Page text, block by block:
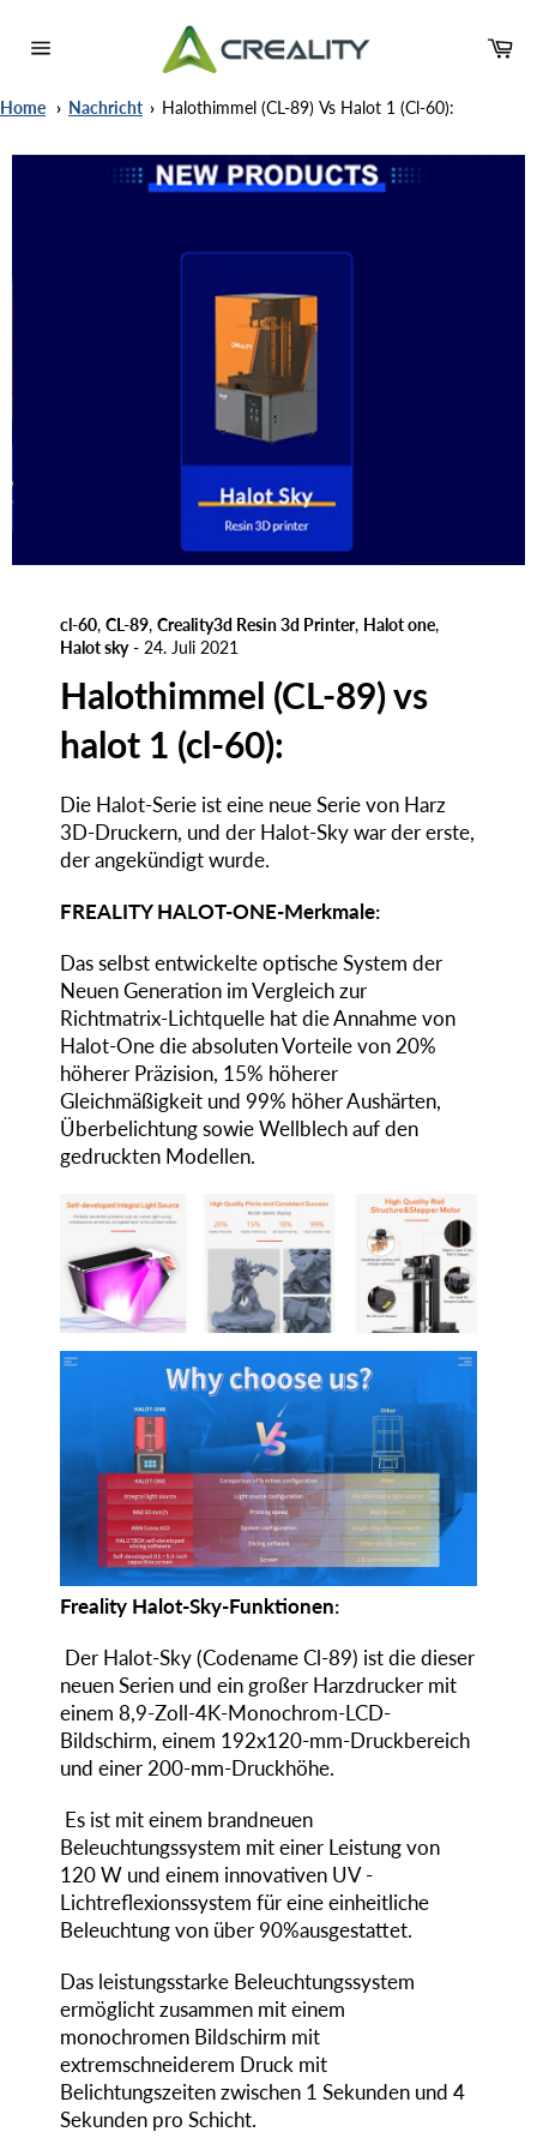
zum
Seitennavigation
Home Nachricht Halothimmel (CL-89) Vs Halot 1 (cl-60):
cl-60, CL-89, Creality3d Resin 3d Printer, Halot one,
Halot sky- 24. Juli 2021
Halothimmel (CL-89) vs
halot 1 (cl-60):
Die Halot-Serie ist eine neue Serie von Harz
3D-Druckern, und der Halot-Sky war der erste,
der angekündigt wurde.
FREALITY HALOT-ONE-Merkmale:
Das selbst entwickelte optische System der
Neuen Generation im Vergleich zur
Richtmatrix-Lichtquelle hat die Annahme von
Halot-One die absoluten Vorteile von 20%
höherer Präzision, 15% höherer
Gleichmäßigkeit und 99% höher Aushärten,
Überbelichtung sowie Wellblech auf den
gedruckten Modellen.
Freality Halot-Sky-Funktionen:
Der Halot-Sky (Codename Cl-89) ist die dieser
neuen Serien und ein großer Harzdrucker mit
einem 8,9-Zoll-4K-Monochrom-LCD-
Bildschirm, einem 192x120-mm-Druckbereich
und einer 200-mm-Druckhöhe.
Es ist mit einem brandneuen
Beleuchtungssystem mit einer Leistung von
120 W und einem innovativen UV -
Lichtreflexionssystem für eine einheitliche
Beleuchtung von über 90%ausgestattet.
Das leistungsstarke Beleuchtungssystem
ermöglicht zusammen mit einem
monochromen Bildschirm mit
extremschneiderem Druck mit
Belichtungszeiten zwischen 1 Sekunden und 4
Sekunden pro Schicht.